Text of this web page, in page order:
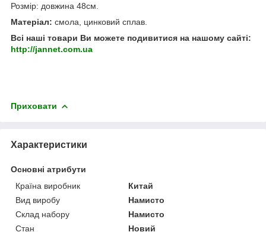
Розмір: довжина 48см.
Матеріал: смола, цинковий сплав.
Всі наші товари Ви можете подивитися на нашому сайті:
http://jannet.com.ua
Приховати
Характеристики
Основні атрибути
Країна виробник
Китай
Вид виробу
Намисто
Склад набору
Намисто
Стан
Новий